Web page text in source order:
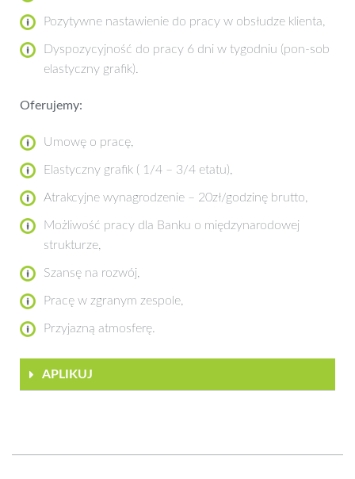
Pozytywne nastawienie do pracy w obsłudze klienta,
Dyspozycyjność do pracy 6 dni w tygodniu (pon-sob
elastyczny grafik).
Oferujemy:
Umowę o pracę,
Elastyczny grafik ( 1/4 – 3/4 etatu),
Atrakcyjne wynagrodzenie – 20zł/godzinę brutto,
Możliwość pracy dla Banku o międzynarodowej
strukturze,
Szansę na rozwój,
Pracę w zgranym zespole,
Przyjazną atmosferę.
APLIKUJ